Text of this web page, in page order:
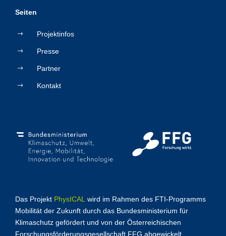
Seiten
Projektinfos
Presse
Partner
Kontakt
Das Projekt PhysICAL wird im Rahmen des FTI-Programms
Mobilität der Zukunft durch das Bundesministerium für
Klimaschutz gefördert und von der Österreichischen
Forschungsförderungsgesellschaft FFG abgewickelt.